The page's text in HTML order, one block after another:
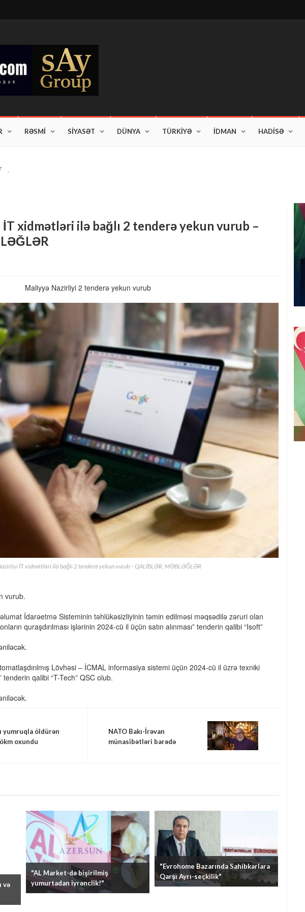
RƏSMİ SİYASƏT DÜNYA TÜRKİYƏ İDMAN HADİSƏ
qiymətləri artdı!
xidmətləri ilə bağlı 2 tenderə yekun vurub –
Maliyyə Nazirliyi 2 tenderə yekun vurub
İT xidmətləri ilə bağlı 2 tenderə yekun vurub – QALİBLƏR, MƏBLƏĞLƏR
vurub.
İdarəetmə Sisteminin təhlükəsizliyinin təmin edilməsi məqsədilə zəruri olan
quraşdırılması işlərinin 2024-cü il üçün satın alınması” tenderin qalibi “Isoft”
Lövhəsi – İCMAL informasiya sistemi üçün 2024-cü il üzrə texniki
tenderin qalibi “T-Tech” QSC olub.
yumruqla öldürən
oxundu
NATO Bakı-İrəvan
münasibətləri barədə
və
"AL Market-də bişirilmiş
yumurtadan iyrənclik!"
"Evrohome Bazarında Sahibkarlara
Qarşı Ayrı-seçkilik"